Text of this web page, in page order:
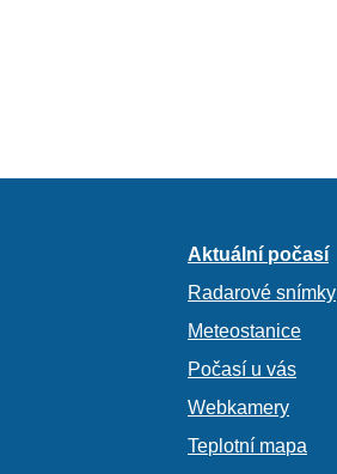
Aktuální počasí
Radarové snímky
Meteostanice
Počasí u vás
Webkamery
Teplotní mapa